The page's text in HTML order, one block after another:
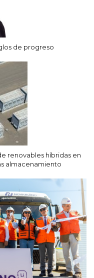
de progreso
renovables híbridas en
almacenamiento